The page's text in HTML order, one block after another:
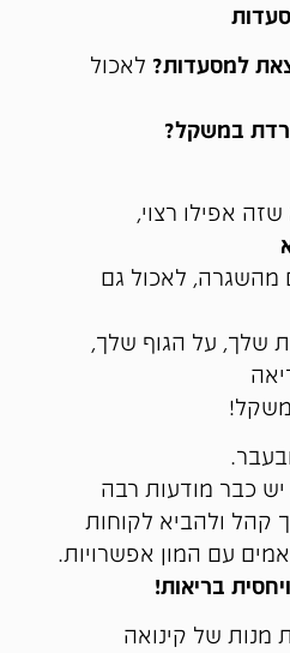
למסעדות? לאכול
במשקל?
אפילו רצוי,
מהשגרה, לאכול גם
שלך, על הגוף שלך,
כבר מודעות רבה
קהל ולהביא לקוחות
עם המון אפשרויות.
בריאות!
מנות של קינואה